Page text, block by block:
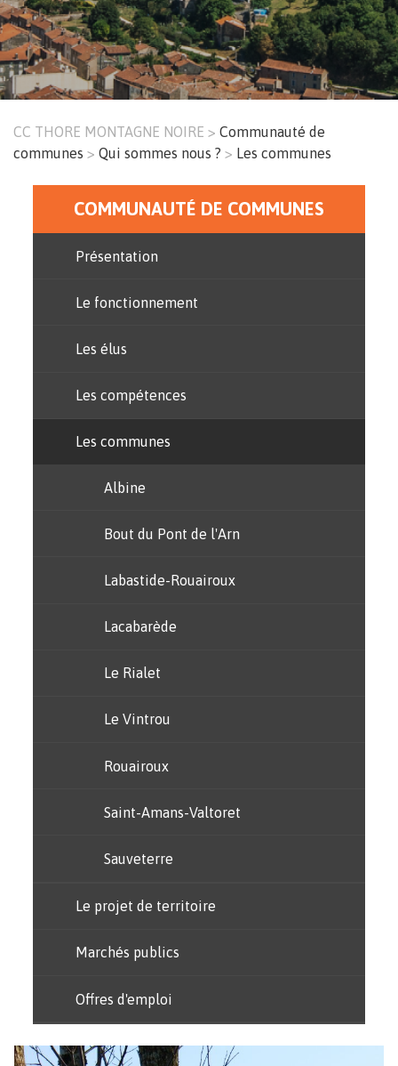
Fil
d'Ariane
CC THORE MONTAGNE NOIRE
Communauté de
communes
Qui sommes nous ? Les communes
Menu
principal
COMMUNAUTÉ DE COMMUNES
Présentation
Le fonctionnement
Les élus
Les compétences
Les communes
Albine
Bout du Pont de l'Arn
Labastide-Rouairoux
Lacabarède
Le Rialet
Le Vintrou
Rouairoux
Saint-Amans-Valtoret
Sauveterre
Le projet de territoire
Marchés publics
Offres d'emploi
Image